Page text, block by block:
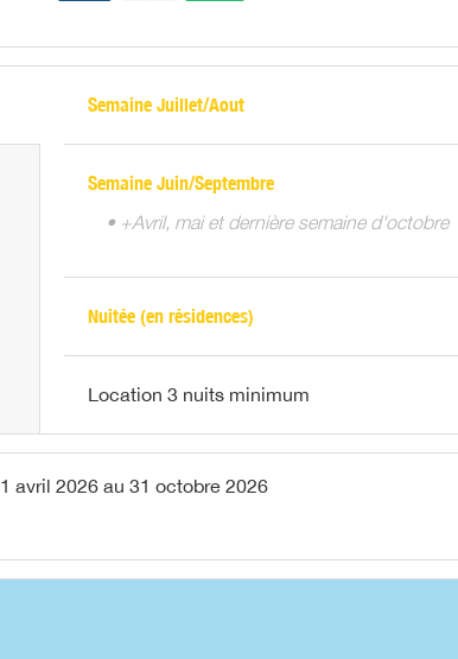
Semaine Juillet/Aout
Semaine Juin/Septembre
• +Avril, mai et dernière semaine d'octobre
Nuitée (en résidences)
Location 3 nuits minimum
1 avril 2026 au 31 octobre 2026